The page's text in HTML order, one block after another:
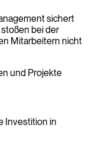
und
sichert
bei der
Mitarbeitern nicht
und Projekte
Investition in